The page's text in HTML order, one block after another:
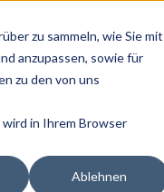
zu sammeln, wie Sie mit
anzupassen, sowie für
zu den von uns
in Ihrem Browser
Ablehnen